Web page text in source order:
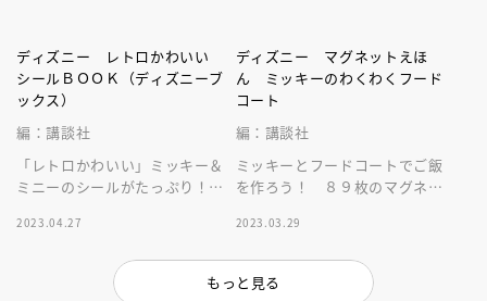
ディズニー レトロかわいい
シールＢＯＯＫ（ディズニーブ
ックス）
編：講談社
「レトロかわいい」ミッキー＆
ミニーのシールがたっぷり！
ク。メッセージカード付き。
2023.04.27
ディズニー マグネットえほ
ん ミッキーのわくわくフード
コート
編：講談社
ミッキーとフードコートでご飯
を作ろう！ ８９枚のマグネッ
育に役立ちます。場所を取らな
2023.03.29
もっと見る